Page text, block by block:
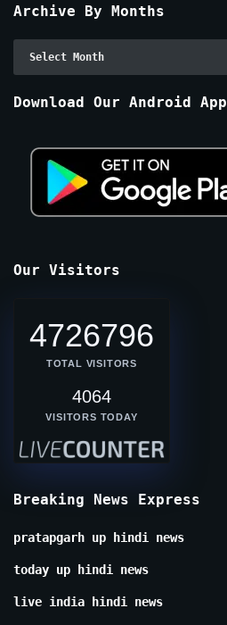
Archive By Months
Download Our Android App
Our Visitors
4726796
TOTAL VISITORS
4064
VISITORS TODAY
Breaking News Express
pratapgarh up hindi news
today up hindi news
live india hindi news